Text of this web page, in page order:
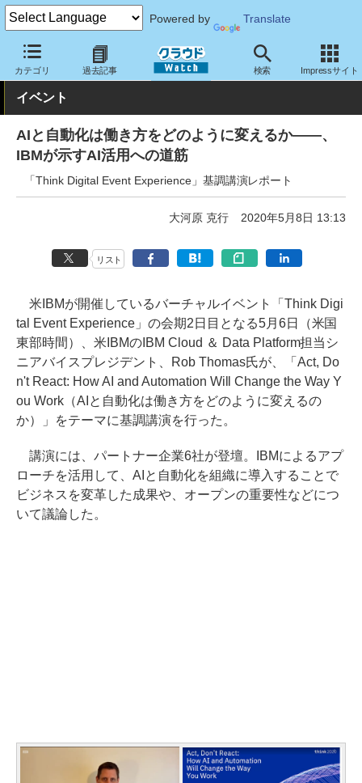
Powered by Translate
カテゴリ 過去記事 検索 Impressサイト
クラウド Watch イベント IBM Think Digital Event Experience
イベント
AIと自動化は働き方をどのように変えるか――、
IBMが示すAI活用への道筋
「Think Digital Event Experience」基調講演レポート
大河原 克行 2020年5月8日 13:13
リスト
米IBMが開催しているバーチャルイベント「Think Digi
tal Event Experience」の会期2日目となる5月6日（米国
東部時間）、米IBMのIBM Cloud ＆ Data Platform担当シ
ニアバイスプレジデント、Rob Thomas氏が、「Act, Do
n't React: How AI and Automation Will Change the Way Y
ou Work（AIと自動化は働き方をどのように変えるの
か）」をテーマに基調講演を行った。
講演には、パートナー企業6社が登壇。IBMによるアプ
ローチを活用して、AIと自動化を組織に導入することで
ビジネスを変革した成果や、オープンの重要性などにつ
いて議論した。